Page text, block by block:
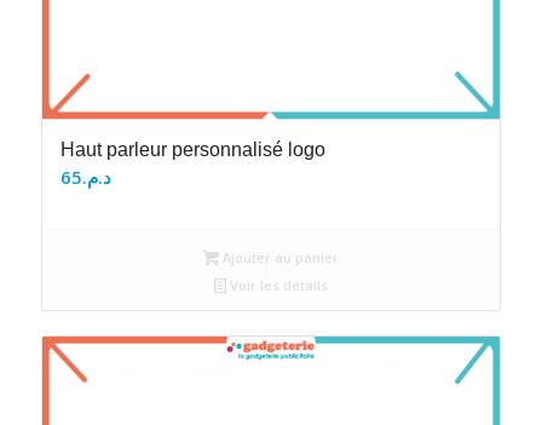
Haut parleur personnalisé logo
د.م.65
Ajouter au panier
Voir les détails